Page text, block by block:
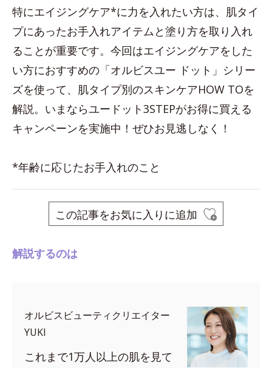
特にエイジングケア*に力を入れたい方は、肌タイ
プにあったお手入れアイテムと塗り方を取り入れ
ることが重要です。今回はエイジングケアをした
い方におすすめの「オルビスユー ドット」シリー
ズを使って、肌タイプ別のスキンケアHOW TOを
解説。いまならユードット3STEPがお得に買える
キャンペーンを実施中！ぜひお見逃しなく！
*年齢に応じたお手入れのこと
この記事をお気に入りに追加
解説するのは
オルビスビューティクリエイター
YUKI
これまで1万人以上の肌を見て